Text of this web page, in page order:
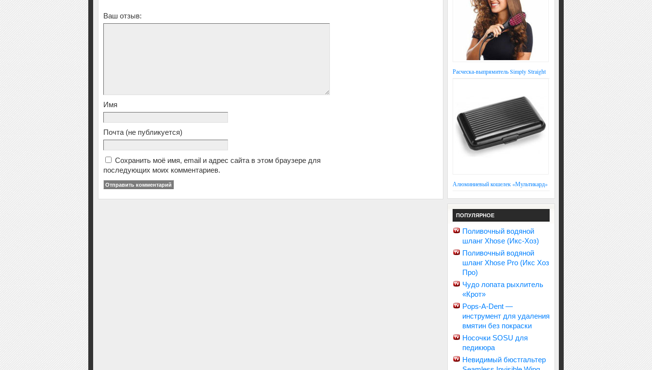
Ваш отзыв:
Имя
Почта (не публикуется)
Сохранить моё имя, email и адрес сайта в этом браузере для
последующих моих комментариев.
Расческа-выпрямитель Simply Straight
Алюминиевый кошелек «Мультикард»
ПОПУЛЯРНОЕ
Поливочный водяной
шланг Xhose (Икс-Хоз)
Поливочный водяной
шланг Xhose Pro (Икс Хоз
Про)
Чудо лопата рыхлитель
«Крот»
Pops-A-Dent —
инструмент для удаления
вмятин без покраски
Носочки SOSU для
педикюра
Невидимый бюстгальтер